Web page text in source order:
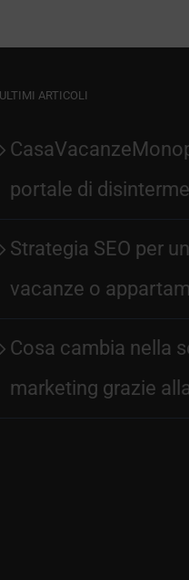
ULTIMI ARTICOLI
portale di
Strategia SEO per
vacanze o
Cosa cambia nella
marketing grazie